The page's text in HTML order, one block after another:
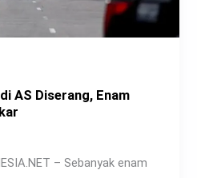
AS Diserang, Enam
– Sebanyak enam